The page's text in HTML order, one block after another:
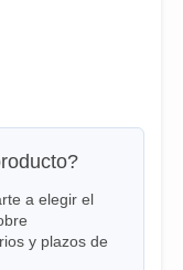
a elegir el
y plazos de